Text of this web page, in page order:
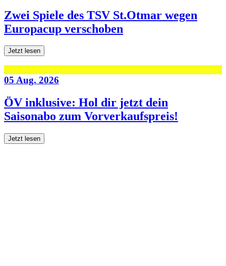
Zwei Spiele des TSV St.Otmar wegen
Europacup verschoben
Jetzt lesen
05 Aug. 2026
ÖV inklusive: Hol dir jetzt dein
Saisonabo zum Vorverkaufspreis!
Jetzt lesen